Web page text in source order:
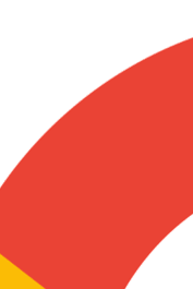
Notas